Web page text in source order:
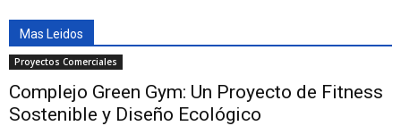
Mas Leidos
Proyectos Comerciales
Complejo Green Gym: Un Proyecto de Fitness
Sostenible y Diseño Ecológico